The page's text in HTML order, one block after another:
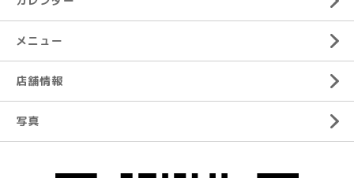
メニュー
店舗情報
写真